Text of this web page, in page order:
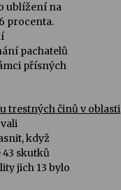
ublížení na
procenta.
pachatelů
přísných
trestných činů v oblasti
když
43 skutků
jich 13 bylo